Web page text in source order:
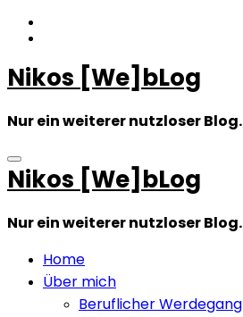
Zum
Inhalt
Nikos [We]bLog
Nur ein weiterer nutzloser Blog.
Nikos [We]bLog
Nur ein weiterer nutzloser Blog.
Home
Über mich
Beruflicher Werdegang